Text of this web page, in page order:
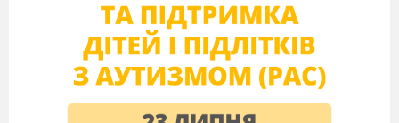
). Йдіть,
не будемо
бо сьогодні в нас компот! (роблять рухи
руками, ніби кличуть дітей)З фруктами повно